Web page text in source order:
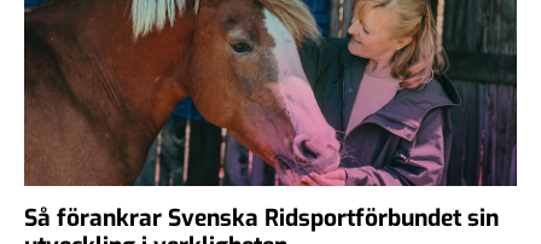
Så förankrar Svenska Ridsportförbundet sin